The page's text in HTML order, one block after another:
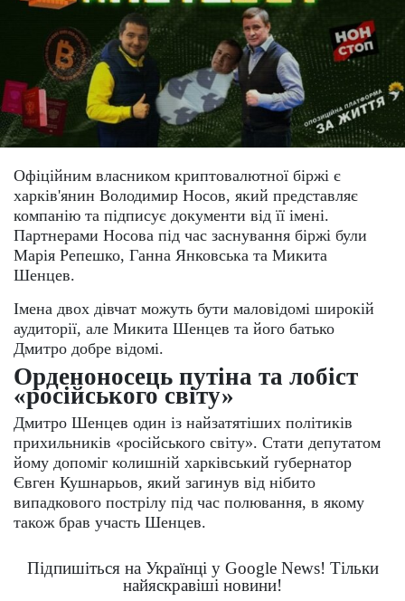
Офіційним власником криптовалютної біржі є
харків'янин Володимир Носов, який представляє
компанію та підписує документи від її імені.
Партнерами Носова під час заснування біржі були
Марія Репешко, Ганна Янковська та Микита
Шенцев.
Імена двох дівчат можуть бути маловідомі широкій
аудиторії, але Микита Шенцев та його батько
Дмитро добре відомі.
Орденоносець путіна та лобіст
«російського світу»
Дмитро Шенцев один із найзатятіших політиків
прихильників «російського світу». Стати депутатом
йому допоміг колишній харківський губернатор
Євген Кушнарьов, який загинув від нібито
випадкового пострілу під час полювання, в якому
також брав участь Шенцев.
Підпишіться на Українці у Google News! Тільки
найяскравіші новини!